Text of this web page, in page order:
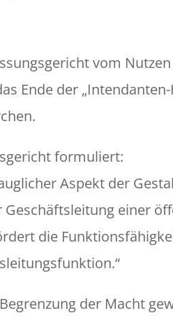
vom
Ende der
formuliert:
Aspekt der
einer
die
der Macht